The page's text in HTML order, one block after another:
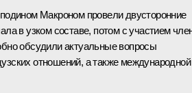
Макроном провели двусторонние
в узком составе, потом с участием
обсудили актуальные вопросы
отношений, а также международной